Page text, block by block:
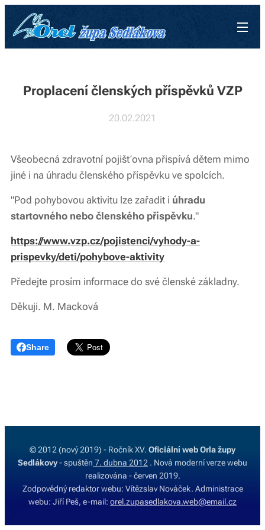
Proplacení členských příspěvků VZP
20.02.2021
Všeobecná zdravotní pojišťovna přispívá dětem mimo
jiné i na úhradu členského příspěvku ve spolcích.
"Pod pohybovou aktivitu lze zařadit i úhradu
startovného nebo členského příspěvku."
https://www.vzp.cz/pojistenci/vyhody-a-
prispevky/deti/pohybove-aktivity
Předejte prosím informace do své členské základny.
Děkuji. M. Macková
Share
© 2012 (nový 2019) - Ročník XV. Oficiální web Orla župy
Sedlákovy- spuštěn 7. dubna 2012 . Nová moderní verze webu
realizována - červen 2019.
Zodpovědný redaktor webu: Vítězslav Nováček. Administrace
webu: Jiří Peš, e-mail: orel.zupasedlakova.web@email.cz